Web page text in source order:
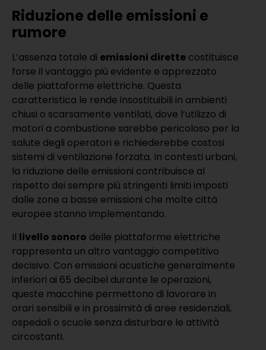
Riduzione delle emissioni e
rumore
L’assenza totale di emissioni dirette costituisce
forse il vantaggio più evidente e apprezzato
delle piattaforme elettriche. Questa
caratteristica le rende insostituibili in ambienti
chiusi o scarsamente ventilati, dove l’utilizzo di
motori a combustione sarebbe pericoloso per la
salute degli operatori e richiederebbe costosi
sistemi di ventilazione forzata. In contesti urbani,
la riduzione delle emissioni contribuisce al
rispetto dei sempre più stringenti limiti imposti
dalle zone a basse emissioni che molte città
europee stanno implementando.
Il livello sonoro delle piattaforme elettriche
rappresenta un altro vantaggio competitivo
decisivo. Con emissioni acustiche generalmente
inferiori ai 65 decibel durante le operazioni,
queste macchine permettono di lavorare in
orari sensibili e in prossimità di aree residenziali,
ospedali o scuole senza disturbare le attività
circostanti.